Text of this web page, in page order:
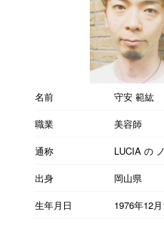
名前
守安 範紘
職業
美容師
通称
LUCIA の
出身
岡山県
生年月日
1976年12